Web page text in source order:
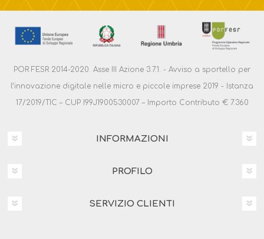
POR FESR 2014-2020. Asse III Azione 3.7.1. - Avviso a sportello per
l’innovazione digitale nelle micro e piccole imprese 2019 - Istanza
17/2019/TIC – CUP I99J1900530007 – Importo Contributo € 7.360
INFORMAZIONI
PROFILO
SERVIZIO CLIENTI